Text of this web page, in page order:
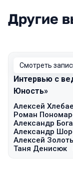
Другие
Смотреть
Интервью с
Юность»
Алексей
Роман
Александр
Александр
Алексей
Таня Денисюк